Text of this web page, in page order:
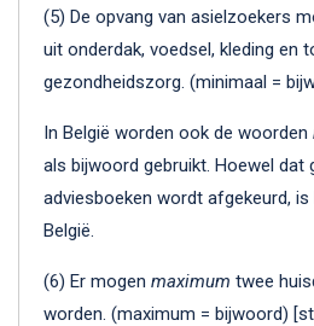
(5) De opvang van asielzoekers
uit onderdak, voedsel, kleding en
gezondheidszorg. (minimaal =
In België worden ook de woorden
als bijwoord gebruikt. Hoewel dat
adviesboeken wordt afgekeurd,
België.
(6) Er mogen maximum twee
worden. (maximum = bijwoord)